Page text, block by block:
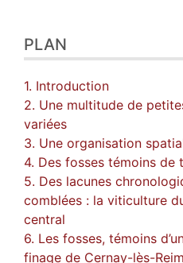
PLAN
1. Introduction
2. Une multitude de
variées
3. Une organisation
4. Des fosses témoins de
5. Des lacunes
comblées : la viticulture
central
6. Les fosses, témoins
finage de Cernay-lès-